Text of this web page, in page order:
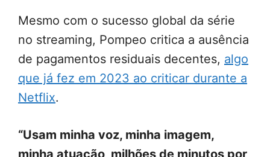
Mesmo com o sucesso global da série
no streaming, Pompeo critica a ausência
de pagamentos residuais decentes, algo
que já fez em 2023 ao criticar durante a
Netflix.
“Usam minha voz, minha imagem,